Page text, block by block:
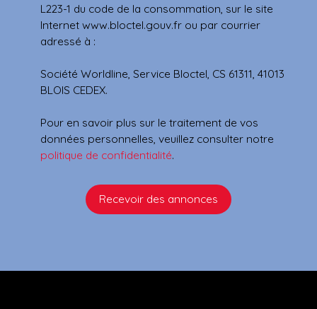
L223-1 du code de la consommation, sur le site
Internet www.bloctel.gouv.fr ou par courrier
adressé à :
Société Worldline, Service Bloctel, CS 61311, 41013
BLOIS CEDEX.
Pour en savoir plus sur le traitement de vos
données personnelles, veuillez consulter notre
politique de confidentialité.
Recevoir des annonces